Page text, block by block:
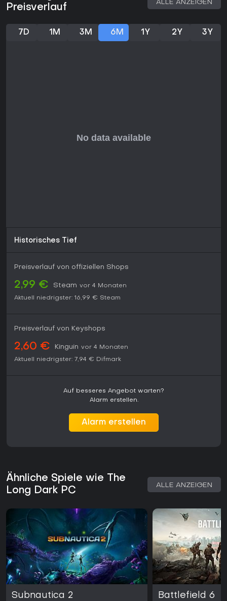
Mit Strong-Bewertung auf OpenCritic von 52 Kritikern und als
genreprägendes Survival gefeiert, spricht The Long Dark
Action-Overkill. Spieler loben die immersive Atmosphäre und
realistischen Mechaniken, kritisieren teils den schwachen
Preisverlauf
ALLE ANZEIGEN
7D 1M 3M 6M 1Y 2Y 3Y
Historisches Tief
Preisverlauf von offiziellen Shops
2,99 € Steam vor 4 Monaten
Aktuell niedrigster: 16,99 € Steam
Preisverlauf von Keyshops
2,60 € Kinguin vor 4 Monaten
Aktuell niedrigster: 7,94 € Difmark
Auf besseres Angebot warten?
Alarm erstellen.
Alarm erstellen
Ähnliche Spiele wie The
Long Dark PC
ALLE ANZEIGEN
Subnautica 2 Battlefield 6